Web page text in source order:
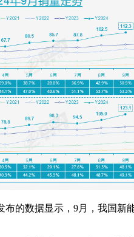
的数据显示，9月，我国新